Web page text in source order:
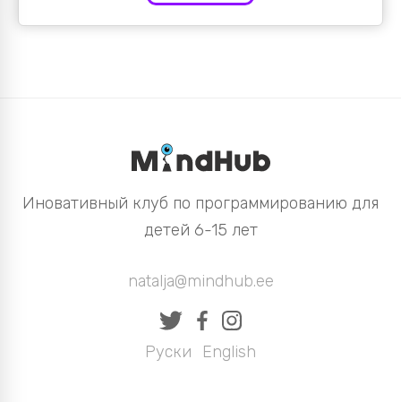
Иновативный клуб по программированию для
детей 6-15 лет
natalja@mindhub.ee
Руски English